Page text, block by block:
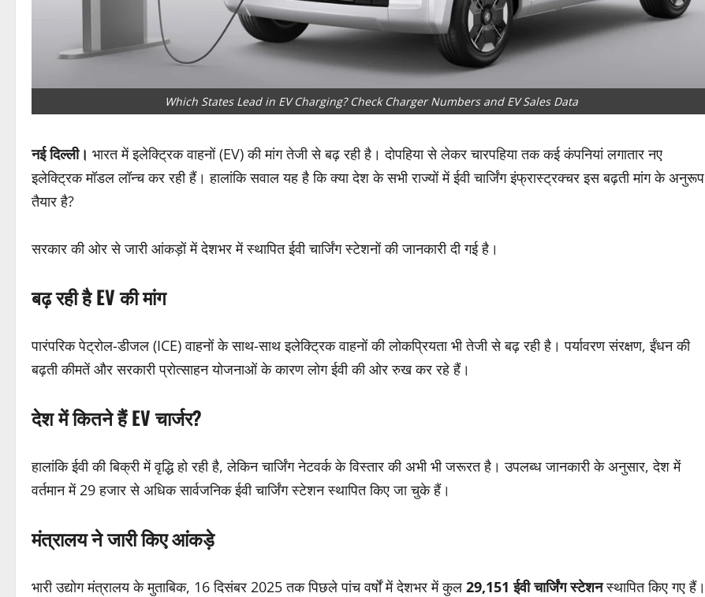
Which States Lead in EV Charging? Check Charger Numbers and EV Sales Data
नई दिल्ली। भारत में इलेक्ट्रिक वाहनों (EV) की मांग तेजी से बढ़ रही है। दोपहिया से लेकर चारपहिया तक कई कंपनियां लगातार नए
इलेक्ट्रिक मॉडल लॉन्च कर रही हैं। हालांकि सवाल यह है कि क्या देश के सभी राज्यों में ईवी चार्जिंग इंफ्रास्ट्रक्चर इस बढ़ती मांग के अनुरूप
तैयार है?
सरकार की ओर से जारी आंकड़ों में देशभर में स्थापित ईवी चार्जिंग स्टेशनों की जानकारी दी गई है।
बढ़ रही है EV की मांग
पारंपरिक पेट्रोल-डीजल (ICE) वाहनों के साथ-साथ इलेक्ट्रिक वाहनों की लोकप्रियता भी तेजी से बढ़ रही है। पर्यावरण संरक्षण, ईंधन की
बढ़ती कीमतें और सरकारी प्रोत्साहन योजनाओं के कारण लोग ईवी की ओर रुख कर रहे हैं।
देश में कितने हैं EV चार्जर?
हालांकि ईवी की बिक्री में वृद्धि हो रही है, लेकिन चार्जिंग नेटवर्क के विस्तार की अभी भी जरूरत है। उपलब्ध जानकारी के अनुसार, देश में
वर्तमान में 29 हजार से अधिक सार्वजनिक ईवी चार्जिंग स्टेशन स्थापित किए जा चुके हैं।
मंत्रालय ने जारी किए आंकड़े
भारी उद्योग मंत्रालय के मुताबिक, 16 दिसंबर 2025 तक पिछले पांच वर्षों में देशभर में कुल 29,151 ईवी चार्जिंग स्टेशनस्थापित किए गए हैं।